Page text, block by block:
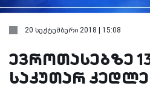
20 სექტემბერი 2018 | 15:08
ევროთასებზე
საკუთარ